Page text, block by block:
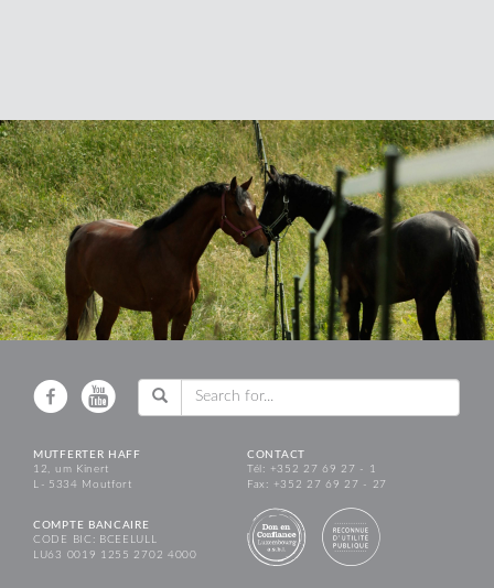
MUTFERTER HAFF
12, um Kinert
L - 5334 Moutfort
CONTACT
Tél: +352 27 69 27 - 1
Fax: +352 27 69 27 - 27
COMPTE BANCAIRE
CODE BIC: BCEELULL
LU63 0019 1255 2702 4000